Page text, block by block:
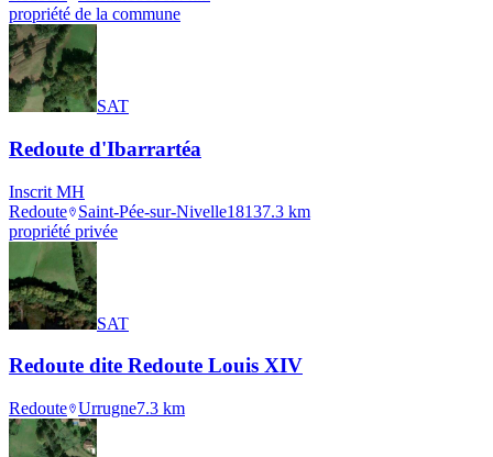
propriété de la commune
SAT
Redoute d'Ibarrartéa
Inscrit MH
Redoute
Saint-Pée-sur-Nivelle18137.3 km
propriété privée
SAT
Redoute dite Redoute Louis XIV
Redoute Urrugne7.3 km